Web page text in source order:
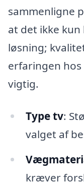
sammenligne
at det ikke
løsning;
erfaringen
vigtig.
Type tv:
valget af
kræver